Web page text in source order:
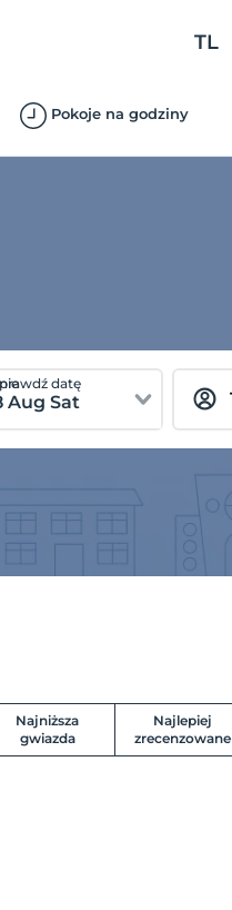
TL
Pokoje na godziny
datę
Aug Sat
Najniższa
gwiazda
Najlepiej
zrecenzowane